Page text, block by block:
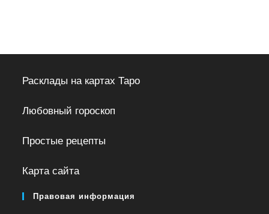
Расклады на картах Таро
Любовный гороскоп
Простые рецепты
Карта сайта
Правовая информация